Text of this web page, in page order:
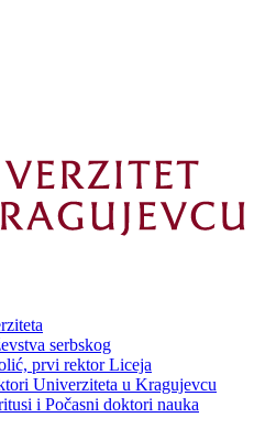
serbskog
prvi rektor Liceja
Univerziteta u Kragujevcu
i Počasni doktori nauka